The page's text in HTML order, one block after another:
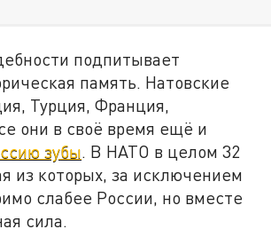
подпитывает
память. Натовские
Турция, Франция,
они в своё время ещё и
зубы. В НАТО в целом 32
из которых, за исключением
слабее России, но вместе
сила.